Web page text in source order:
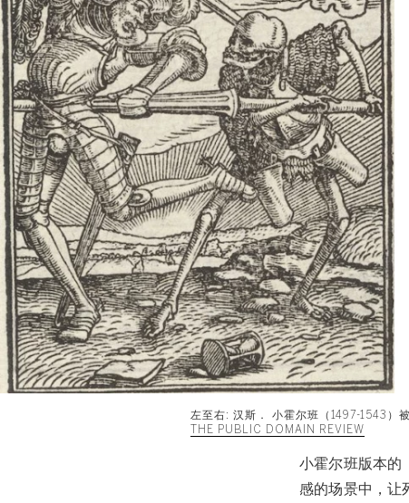
左至右: 汉斯． 小霍尔班（1497-1543）
THE PUBLIC DOMAIN REVIEW
小霍尔班版本的
感的场景中，让